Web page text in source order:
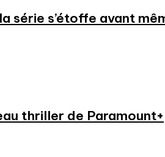
s’étoffe avant
thriller de Paramount+